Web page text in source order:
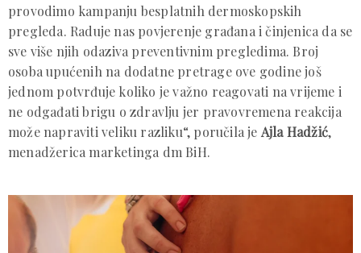
provodimo kampanju besplatnih dermoskopskih
pregleda. Raduje nas povjerenje građana i činjenica da se
sve više njih odaziva preventivnim pregledima. Broj
osoba upućenih na dodatne pretrage ove godine još
jednom potvrđuje koliko je važno reagovati na vrijeme i
ne odgađati brigu o zdravlju jer pravovremena reakcija
može napraviti veliku razliku“, poručila je Ajla Hadžić,
menadžerica marketinga dm BiH.